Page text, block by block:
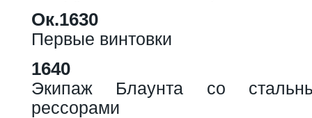
Ок.1630
Первые винтовки
1640
Экипаж Блаунта со
рессорами